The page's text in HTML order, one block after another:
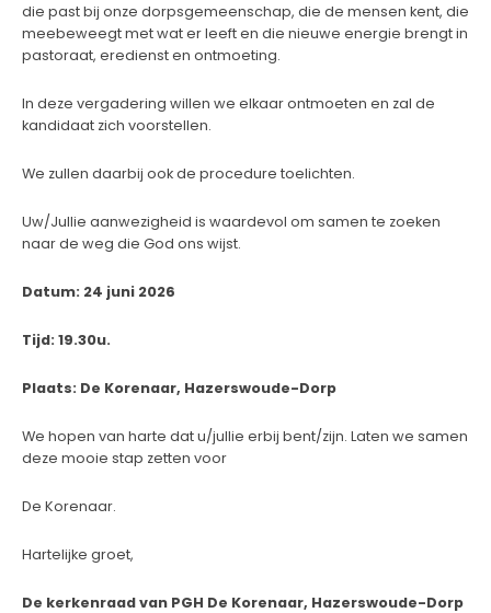
die past bij onze dorpsgemeenschap, die de mensen kent, die
meebeweegt met wat er leeft en die nieuwe energie brengt in
pastoraat, eredienst en ontmoeting.
In deze vergadering willen we elkaar ontmoeten en zal de
kandidaat zich voorstellen.
We zullen daarbij ook de procedure toelichten.
Uw/Jullie aanwezigheid is waardevol om samen te zoeken
naar de weg die God ons wijst.
Datum: 24 juni 2026
Tijd: 19.30u.
Plaats: De Korenaar, Hazerswoude-Dorp
We hopen van harte dat u/jullie erbij bent/zijn. Laten we samen
deze mooie stap zetten voor
De Korenaar.
Hartelijke groet,
De kerkenraad van PGH De Korenaar, Hazerswoude-Dorp